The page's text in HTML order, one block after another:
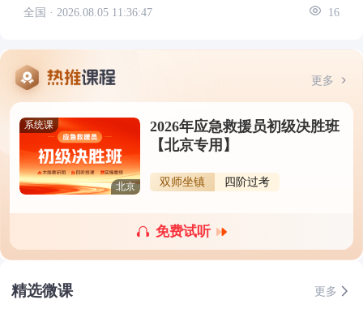
全国 · 2026.08.05 11:36:47 16
更多
系统课
北京
2026年应急救援员初级决胜班
【北京专用】
双师坐镇 四阶过考
免费试听
精选微课 更多